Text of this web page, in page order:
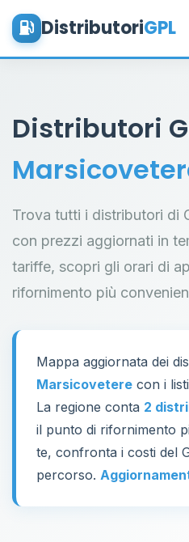
DistributoriGPL
Distributori
Trova tutti i distributori di
con prezzi aggiornati in
tariffe, scopri gli orari di
rifornimento più
Mappa aggiornata dei
Marsicovetere con i
La regione conta 2
il punto di rifornimento
te, confronta i costi del
percorso.